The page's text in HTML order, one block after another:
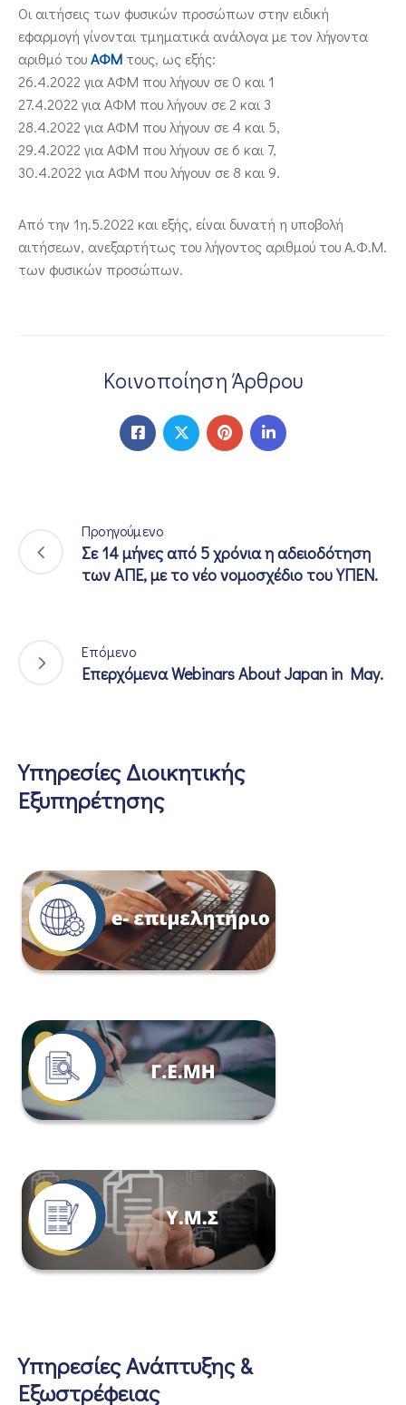
Οι αιτήσεις των φυσικών προσώπων στην ειδική
εφαρμογή γίνονται τμηματικά ανάλογα με τον λήγοντα
αριθμό τουΑΦΜ τους, ως εξής:
26.4.2022 για ΑΦΜ που λήγουν σε 0 και 1
27.4.2022 για ΑΦΜ που λήγουν σε 2 και 3
28.4.2022 για ΑΦΜ που λήγουν σε 4 και 5,
29.4.2022 για ΑΦΜ που λήγουν σε 6 και 7,
30.4.2022 για ΑΦΜ που λήγουν σε 8 και 9.
Από την 1η.5.2022 και εξής, είναι δυνατή η υποβολή
αιτήσεων, ανεξαρτήτως του λήγοντος αριθμού του Α.Φ.Μ.
των φυσικών προσώπων.
Κοινοποίηση Άρθρου
Προηγούμενο
Σε 14 μήνες από 5 χρόνια η αδειοδότηση
των ΑΠΕ, με το νέο νομοσχέδιο του ΥΠΕΝ.
Επόμενο
Επερχόμενα Webinars About Japan in May.
Υπηρεσίες Διοικητικής
Εξυπηρέτησης
Υπηρεσίες Ανάπτυξης &
Εξωστρέφειας